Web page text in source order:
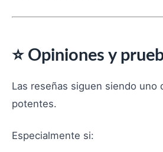
⭐ Opiniones y
Las reseñas siguen siendo uno
potentes.
Especialmente si: